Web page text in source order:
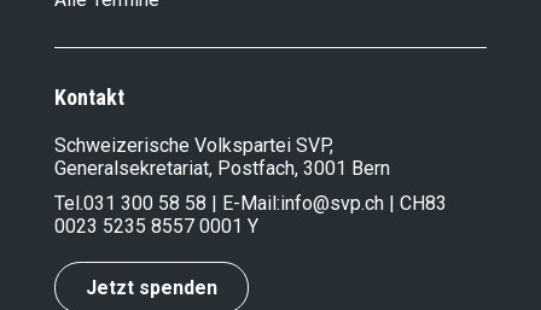
Kontakt
Schweizerische Volkspartei SVP,
Generalsekretariat, Postfach, 3001 Bern
Tel.031 300 58 58 | E-Mail:info@svp.ch | CH83
0023 5235 8557 0001 Y
Jetzt spenden